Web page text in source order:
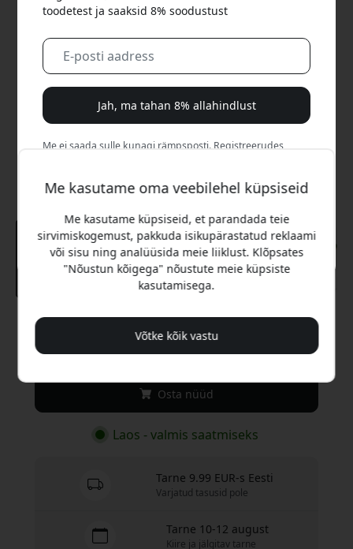
12.99 EUR
Osta nüüd
Laos - valmis saatmiseks
Tarne 9.99 EUR-s Eesti
Varjatud tasusid pole
Tarne 10-12 august
Kiire ja jälgitav tarne
Me kasutame oma veebilehel küpsiseid
Me kasutame küpsiseid, et parandada teie
sirvimiskogemust, pakkuda isikupärastatud reklaami
või sisu ning analüüsida meie liiklust. Klõpsates
"Nõustun kõigega" nõustute meie küpsiste
kasutamisega.
Võtke kõik vastu
toodetest ja saaksid 8% soodustust
Jah, ma tahan 8% allahindlust
Me ei saada sulle kunagi rämpsposti. Registreerudes
Ei, ma eelistaksin täishinda maksta.